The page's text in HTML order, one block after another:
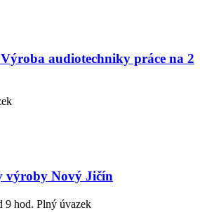
audiotechniky práce na 2
výroby Nový Jičín
9 hod. Plný úvazek